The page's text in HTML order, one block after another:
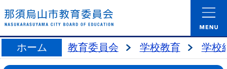
ホーム 教育委員会 学校教育 学校